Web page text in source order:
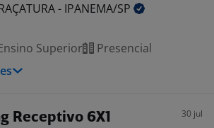
- IPANEMA/SP
Superior
Presencial
Receptivo 6X1 30 jul